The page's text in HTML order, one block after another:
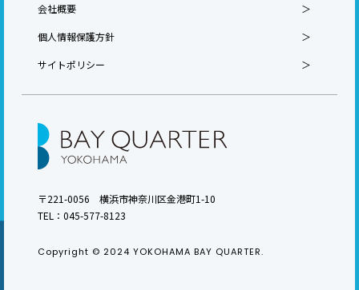
会社概要
個人情報保護方針
サイトポリシー
〒221-0056 横浜市神奈川区金港町1-10
TEL： 045-577-8123
Copyright © 2024 YOKOHAMA BAY QUARTER.